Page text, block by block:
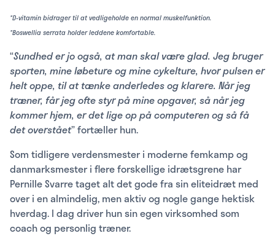
*D-vitamin bidrager til at vedligeholde en normal muskelfunktion.
*Boswellia serrata holder leddene komfortable.
“Sundhed er jo også, at man skal være glad. Jeg bruger
sporten, mine løbeture og mine cykelture, hvor pulsen er
helt oppe, til at tænke anderledes og klarere. Når jeg
træner, får jeg ofte styr på mine opgaver, så når jeg
kommer hjem, er det lige op på computeren og så få
det overstået” fortæller hun.
Som tidligere verdensmester i moderne femkamp og
danmarksmester i flere forskellige idrætsgrene har
Pernille Svarre taget alt det gode fra sin eliteidræt med
over i en almindelig, men aktiv og nogle gange hektisk
hverdag. I dag driver hun sin egen virksomhed som
coach og personlig træner.